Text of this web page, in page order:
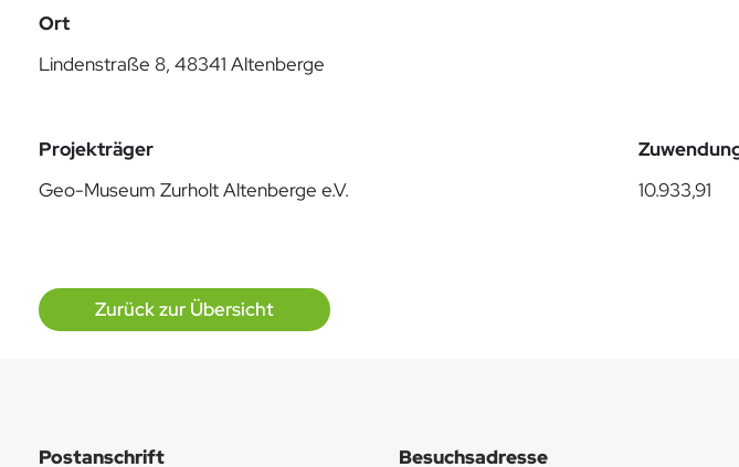
Ort
Lindenstraße 8, 48341 Altenberge
Projekträger
Geo-Museum Zurholt Altenberge e.V.
10.933,91
Zurück zur Übersicht
Postanschrift Besuchsadresse